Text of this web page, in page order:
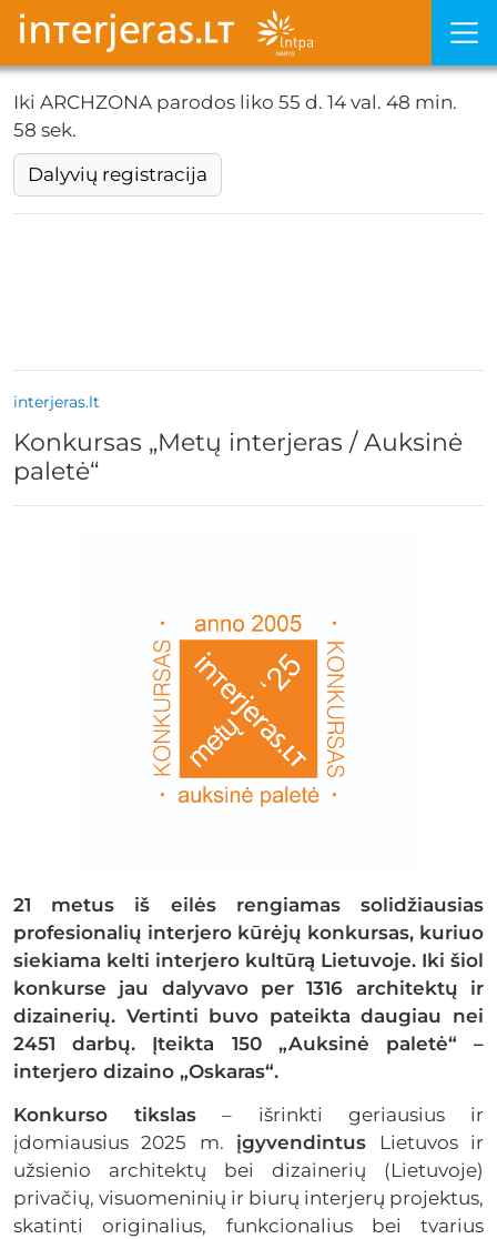
Iki ARCHZONA parodos liko 55 d. 14 val. 48 min. 56
sek.
Dalyvių registracija
interjeras.lt
Konkursas „Metų interjeras / Auksinė
paletė“
21 metus iš eilės rengiamas solidžiausias
profesionalių interjero kūrėjų konkursas, kuriuo
siekiama kelti interjero kultūrą Lietuvoje. Iki šiol
konkurse jau dalyvavo per 1316 architektų ir
dizainerių. Vertinti buvo pateikta daugiau nei
2451 darbų. Įteikta 150 „Auksinė paletė“ –
interjero dizaino „Oskaras“.
Konkurso tikslas – išrinkti geriausius ir
įdomiausius 2025 m. įgyvendintus Lietuvos ir
užsienio architektų bei dizainerių (Lietuvoje)
privačių, visuomeninių ir biurų interjerų projektus,
skatinti originalius, funkcionalius bei tvarius